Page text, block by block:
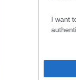
I want
ΜΑΣ ΣΤΟ